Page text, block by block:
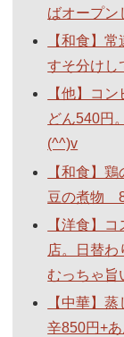
ばオープン
【和食】
すそ分けし
【他】コ
どん540円
(^^)v
【和食】
豆の煮物
【洋食】
店。日替わ
むっちゃ旨
【中華】
辛850円+